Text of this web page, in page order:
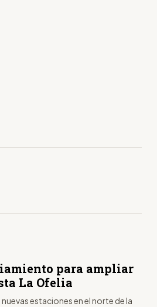
para ampliar
La Ofelia
estaciones en el norte de la